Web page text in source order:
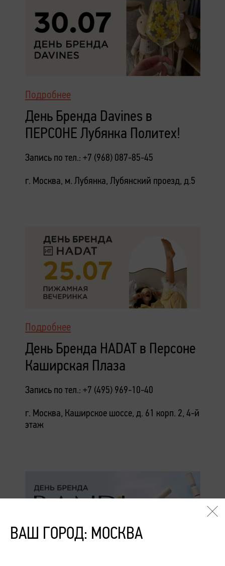
Подробнее
День Бренда Davines в
ПЕРСОНЕ Лубянка Политех!
Запись по тел.: +7 (968) 087-85-45
г. Москва, м. Лубянка, Лубянский проезд, д.5
Подробнее
День Бренда HADAT в Персоне
Каширская Плаза
Запись по тел.: +7 (495) 969-10-40
г. Москва, Каширское шоссе, д. 61 корп. 2, 4-й
этаж
ВАШ ГОРОД: МОСКВА